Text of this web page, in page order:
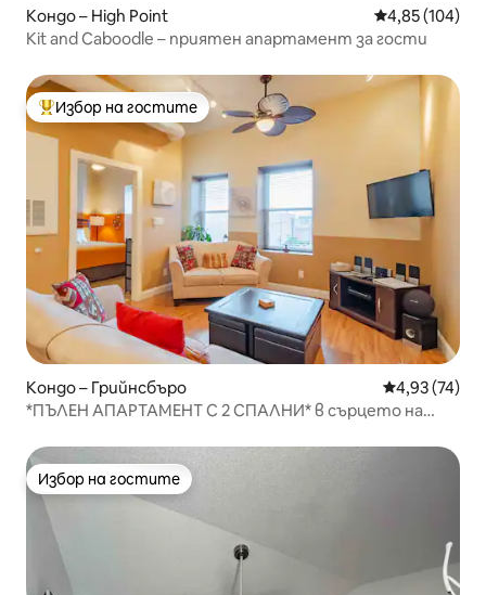
Кондо – High Point Средна
4,85 (104)
Kit and Caboodle – приятен апартамент за гости
Най-популярен избор на гостите
Избор на гостите
Кондо – Грийнсбъро Средна
4,93 (74)
*ПЪЛЕН АПАРТАМЕНТ С 2 СПАЛНИ* в сърцето на
Избор на гостите
Избор на гостите